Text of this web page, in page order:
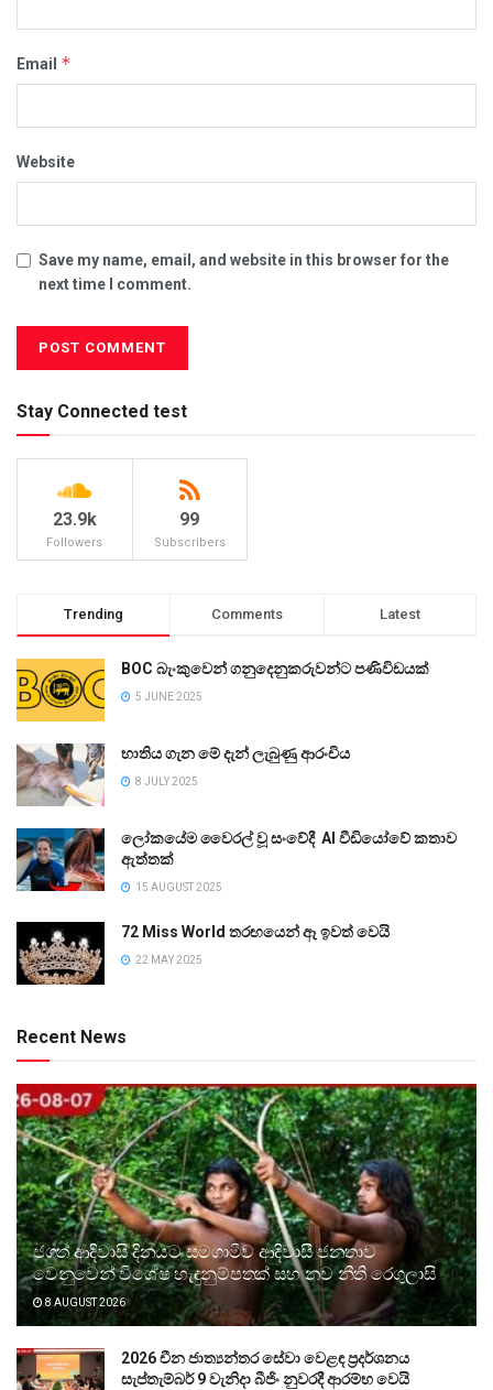
Email *
Website
Save my name, email, and website in this browser for the
next time I comment.
Stay Connected test
23.9k
Followers
99
Subscribers
Trending Comments Latest
BOC බැංකුවෙන් ගනුදෙනුකරුවන්ට පණිවිඩයක්
5 JUNE 2025
භාතිය ගැන මේ දැන් ලැබුණු ආරංචිය
8 JULY 2025
ලෝකයේම වෛරල් වූ සංවේදී AI වීඩියෝවේ කතාව
ඇත්තක්
15 AUGUST 2025
72 Miss World තරඟයෙන් ඈ ඉවත් වෙයි
22 MAY 2025
Recent News
ජගත් ආදිවාසි දිනයට සමගාමීව ආදිවාසී ජනතාව
වෙනුවෙන් විශේෂ හැඳුනුම්පතක් සහ නව නීති රෙගුලාසි
8 AUGUST 2026
2026 චීන ජාත්‍යන්තර සේවා වෙළඳ ප්‍රදර්ශනය
සැප්තැම්බර් 9 වැනිදා බීජිං නුවරදී ආරම්භ වෙයි